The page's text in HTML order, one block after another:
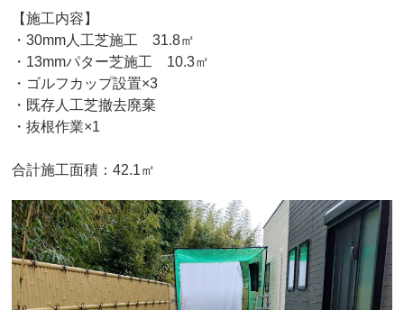
【施工内容】
・30mm人工芝施工 31.8㎡
・13mmパター芝施工 10.3㎡
・ゴルフカップ設置×3
・既存人工芝撤去廃棄
・抜根作業×1
合計施工面積：42.1㎡